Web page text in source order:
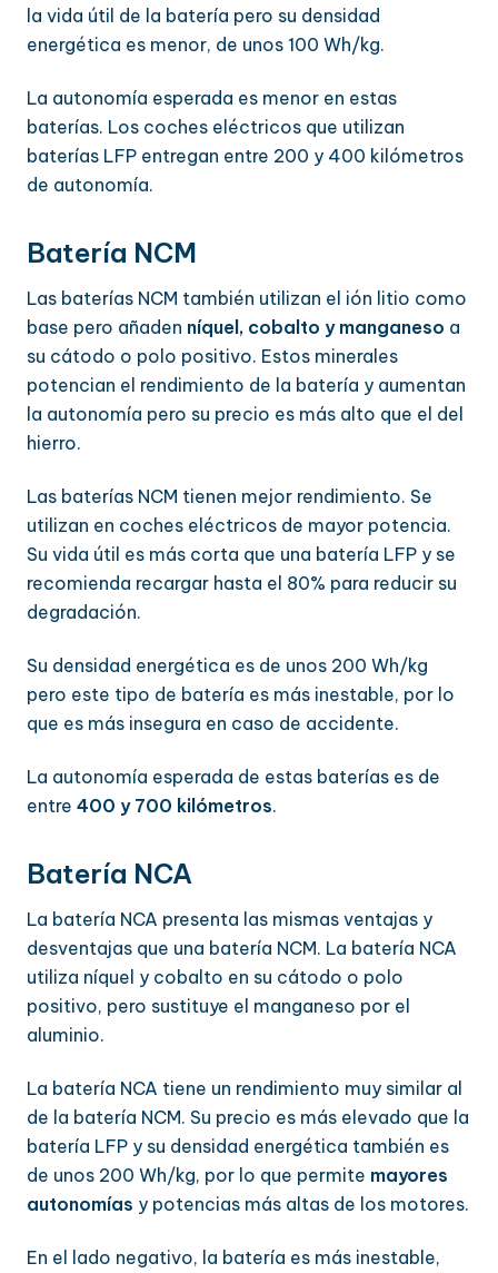
la vida útil de la batería pero su densidad
energética es menor, de unos 100 Wh/kg.
La autonomía esperada es menor en estas
baterías. Los coches eléctricos que utilizan
baterías LFP entregan entre 200 y 400 kilómetros
de autonomía.
Batería NCM
Las baterías NCM también utilizan el ión litio como
base pero añaden níquel, cobalto y manganeso a
su cátodo o polo positivo. Estos minerales
potencian el rendimiento de la batería y aumentan
la autonomía pero su precio es más alto que el del
hierro.
Las baterías NCM tienen mejor rendimiento. Se
utilizan en coches eléctricos de mayor potencia.
Su vida útil es más corta que una batería LFP y se
recomienda recargar hasta el 80% para reducir su
degradación.
Su densidad energética es de unos 200 Wh/kg
pero este tipo de batería es más inestable, por lo
que es más insegura en caso de accidente.
La autonomía esperada de estas baterías es de
entre 400 y 700 kilómetros.
Batería NCA
La batería NCA presenta las mismas ventajas y
desventajas que una batería NCM. La batería NCA
utiliza níquel y cobalto en su cátodo o polo
positivo, pero sustituye el manganeso por el
aluminio.
La batería NCA tiene un rendimiento muy similar al
de la batería NCM. Su precio es más elevado que la
batería LFP y su densidad energética también es
de unos 200 Wh/kg, por lo que permite mayores
autonomías y potencias más altas de los motores.
En el lado negativo, la batería es más inestable,